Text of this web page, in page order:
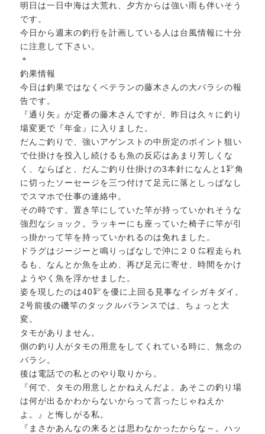
明日は一日中海は大荒れ、夕方からは強い雨も伴いそう
です。
今日から週末の釣行を計画している人は台風情報に十分
に注意して下さい。
＊
釣果情報
今日は釣果ではなくベテランの藤木さんの大バラシの報
告です。
『通り矢』が定番の藤木さんですが、昨日は久々に釣り
場変更で『年金』に入りました。
だんご釣りで、強いアゲンストの中所定のポイント狙い
で仕掛けを投入し続けるも魚の反応はあまり芳しくな
く、ならばと、だんご釣り仕掛けの3本針になんと1㌢角
に切ったソーセージを三つ付けて足元に落としっぱなし
でスマホで仕事の連絡中。
その時です。置き竿にしていた竿が持っていかれそうな
強烈なショック。ラッキーにも座っていた椅子に竿が引
っ掛かって竿を持っていかれるのは免れました。
ドラグはジージーと鳴りっぱなしで沖に２０㍍程走られ
るも、なんとか魚を止め、再び足元に寄せ、時間をかけ
ようやく魚を浮かせました。
姿を現したのは40㌢を優に上回る見事なイシガキダイ。
2号前後の磯竿のタックルバランスでは、ちょっと大
変。
タモがありません。
側の釣り人がタモの用意をしてくれている時に、無念の
バラシ。
後は電話での私とのやり取りから。
『何で、タモの用意しとかねえんだよ。あそこの釣り場
は何が出るかわからないからって言ったじゃねえか
よ。』と悔しがる私。
『まさかあんなの来るとは思わなかったからな～。ハッ